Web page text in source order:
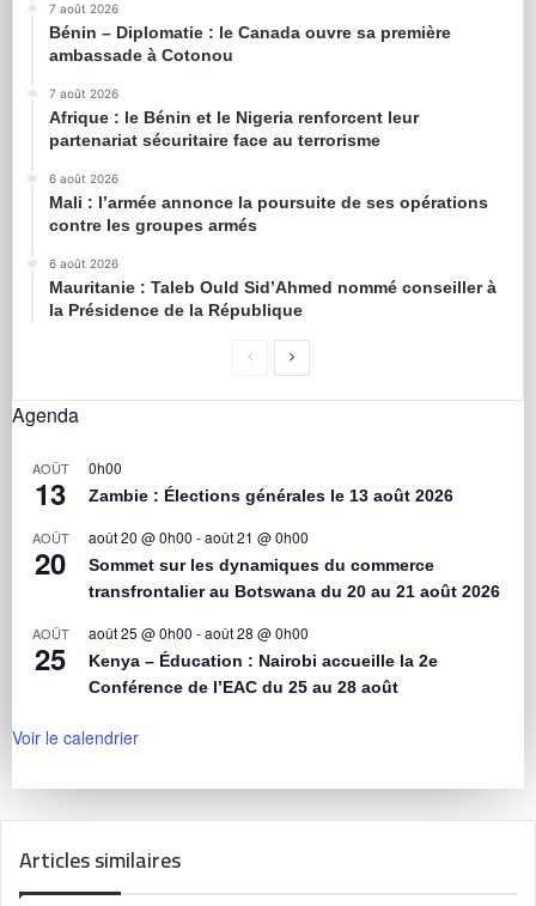
7 août 2026
Bénin – Diplomatie : le Canada ouvre sa première
ambassade à Cotonou
7 août 2026
Afrique : le Bénin et le Nigeria renforcent leur
partenariat sécuritaire face au terrorisme
6 août 2026
Mali : l’armée annonce la poursuite de ses opérations
contre les groupes armés
6 août 2026
Mauritanie : Taleb Ould Sid’Ahmed nommé conseiller à
la Présidence de la République
Agenda
AOÛT
13
0h00
Zambie : Élections générales le 13 août 2026
AOÛT
20
août 20 @ 0h00 -août 21 @ 0h00
Sommet sur les dynamiques du commerce
transfrontalier au Botswana du 20 au 21 août 2026
AOÛT
25
août 25 @ 0h00 -août 28 @ 0h00
Kenya – Éducation : Nairobi accueille la 2e
Conférence de l’EAC du 25 au 28 août
Voir le calendrier
Articles similaires